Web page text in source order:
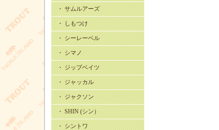
・ サムルアーズ
・ しもつけ
・ シーレーベル
・ シマノ
・ ジップベイツ
・ ジャッカル
・ ジャクソン
・ SHIN (シン）
・ シントワ